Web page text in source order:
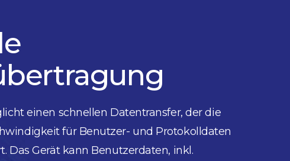
einen schnellen Datentransfer, der die
für Benutzer- und Protokolldaten
Das Gerät kann Benutzerdaten, inkl.